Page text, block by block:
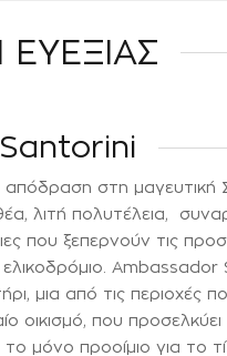
στη
λιτή πολυτέλεια,
που ξεπερνούν τις
ελικοδρόμιο.
μια από τις περιοχές
οικισμό, που προσελκύει
το μόνο προοίμιο για